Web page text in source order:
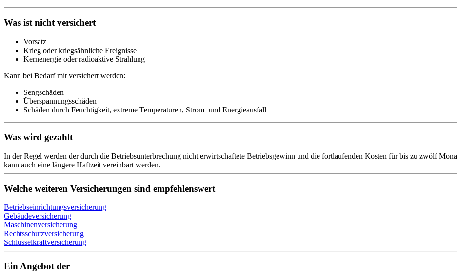
Was ist nicht versichert
Vorsatz
Krieg oder kriegsähnliche Ereignisse
Kernenergie oder radioaktive Strahlung
Kann bei Bedarf mit versichert werden:
Sengschäden
Überspannungsschäden
Schäden durch Feuchtigkeit, extreme Temperaturen, Strom- und Energieausfall
Was wird gezahlt
In der Regel werden der durch die Betriebsunterbrechung nicht erwirtschaftete Betriebsgewinn und die fortlaufenden Kosten für bis zu zwölf
kann auch eine längere Haftzeit vereinbart werden.
Welche weiteren Versicherungen sind empfehlenswert
Betriebseinrichtungsversicherung
Gebäudeversicherung
Maschinenversicherung
Rechtsschutzversicherung
Schlüsselkraftversicherung
Ein Angebot der